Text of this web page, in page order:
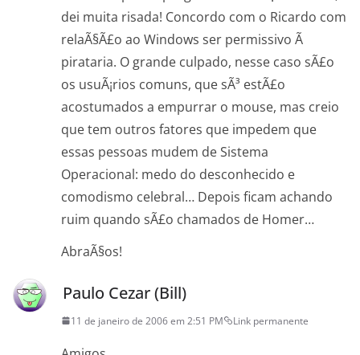
dei muita risada! Concordo com o Ricardo com
relaÃ§Ã£o ao Windows ser permissivo Ã
pirataria. O grande culpado, nesse caso sÃ£o
os usuÃ¡rios comuns, que sÃ³ estÃ£o
acostumados a empurrar o mouse, mas creio
que tem outros fatores que impedem que
essas pessoas mudem de Sistema
Operacional: medo do desconhecido e
comodismo celebral… Depois ficam achando
ruim quando sÃ£o chamados de Homer…
AbraÃ§os!
Paulo Cezar (Bill)
11 de janeiro de 2006 em 2:51 PM Link permanente